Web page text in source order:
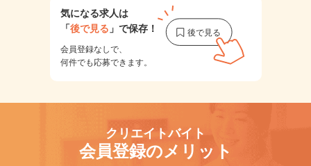
気になる求人は
「後で見る 」で保存！
会員登録なしで、
何件でも応募できます。
クリエイトバイト
会員登録のメリット